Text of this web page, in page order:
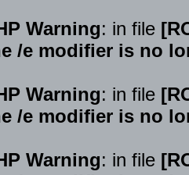
Warning: in file
/e modifier is no
Warning: in file
/e modifier is no
Warning: in file